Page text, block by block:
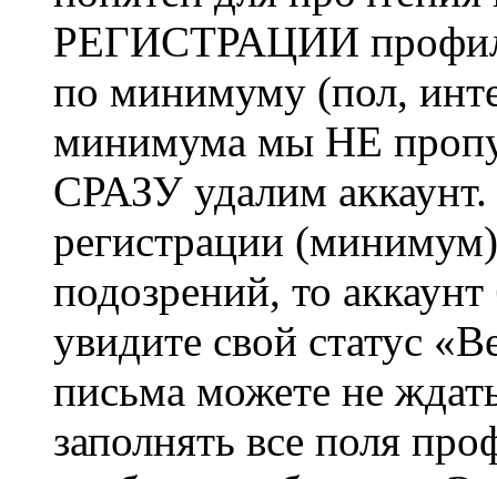
РЕГИСТРАЦИИ профиль
по минимуму (пол,
минимума мы НЕ
СРАЗУ удалим
регистрации
подозрений, то
увидите свой статус
письма можете не
заполнять все поля